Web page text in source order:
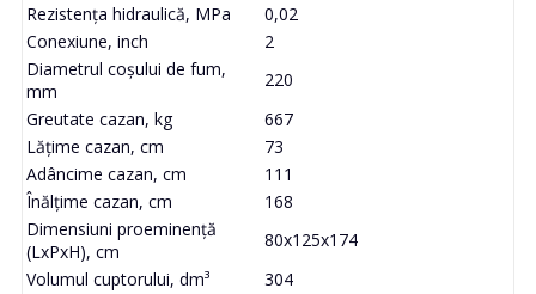
Rezistența hidraulică, MPa
0,02
Conexiune, inch
2
Diametrul coșului de fum,
mm
220
Greutate cazan, kg
667
Lățime cazan, cm
73
Adâncime cazan, cm
111
Înălțime cazan, cm
168
Dimensiuni proeminență
(LxPxH), cm
80x125x174
Volumul cuptorului, dm³
304